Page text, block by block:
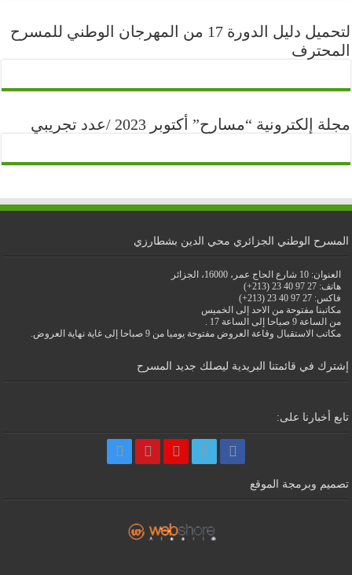
لتحميل دليل الدورة 17 من المهرجان الوطني للمسرح
المحترف
مجلة إلكترونية “مسارح” أكتوبر 2023 /عدد تجريبي
المسرح الوطني الجزائري محي الدين بشطارزي
العنوان: 10 شارع الحاج عمر، 16000، الجزائر
هاتف: 27 97 40 23 (213+)
فاكس: 27 97 40 23 (213+)
مكاتبنا مفتوحة من الاحد إلى الخميس
من الساعة 9 صباحا إلى الساعة 17 .
مكاتب الاستقبال وقاعة العروض مفتوحة يوميا من 9 صباحا إلى غاية نهاية العروض.
إشترك في قائمتنا البريدية ليصلك جديد المسرح
تابع أخبارنا على:
تصميم وبرمجة الموقع